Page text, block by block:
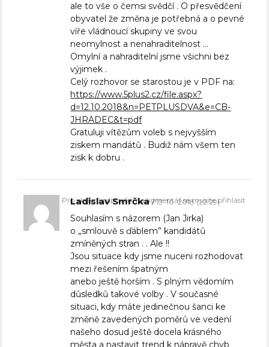
ale to vše o čemsi svědčí . O přesvědčení
obyvatel že změna je potřebná a o pevné
víře vládnoucí skupiny ve svou
neomylnost a nenahraditelnost …
Omylní a nahraditelní jsme všichni bez
výjimek .
Celý rozhovor se starostou je v PDF na:
https://www.5plus2.cz/file.aspx?
d=12.10.2018&n=PETPLUSDVA&e=CB-
JHRADEC&t=pdf
Gratuluji vítězům voleb s nejvyšším
ziskem mandátů . Budiž nám všem ten
zisk k dobru .
Ladislav Smrčka 13. 10. 2018 (22:29)
Souhlasím s názorem (Jan Jirka)
o „smlouvě s ďáblem” kandidátů
zmíněných stran . . Ale !!
Jsou situace kdy jsme nuceni rozhodovat
mezi řešením špatným
anebo ještě horším . S plným vědomím
důsledků takové volby . V současné
situaci, kdy máte jedinečnou šanci ke
změně zavedených poměrů ve vedení
našeho dosud ještě docela krásného
Pro vložení odpovědi na komentář se musíte přihlásit